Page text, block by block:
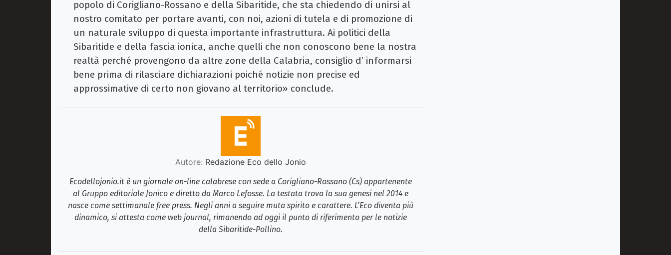
popolo di Corigliano-Rossano e della Sibaritide, che sta chiedendo di unirsi al
nostro comitato per portare avanti, con noi, azioni di tutela e di promozione di
un naturale sviluppo di questa importante infrastruttura. Ai politici della
Sibaritide e della fascia ionica, anche quelli che non conoscono bene la nostra
realtà perché provengono da altre zone della Calabria, consiglio d’ informarsi
bene prima di rilasciare dichiarazioni poiché notizie non precise ed
approssimative di certo non giovano al territorio» conclude.
Autore: Redazione Eco dello Jonio
Ecodellojonio.it è un giornale on-line calabrese con sede a Corigliano-Rossano (Cs) appartenente
al Gruppo editoriale Jonico e diretto da Marco Lefosse. La testata trova la sua genesi nel 2014 e
nasce come settimanale free press. Negli anni a seguire muta spirito e carattere. L’Eco diventa più
dinamico, si attesta come web journal, rimanendo ad oggi il punto di riferimento per le notizie
della Sibaritide-Pollino.